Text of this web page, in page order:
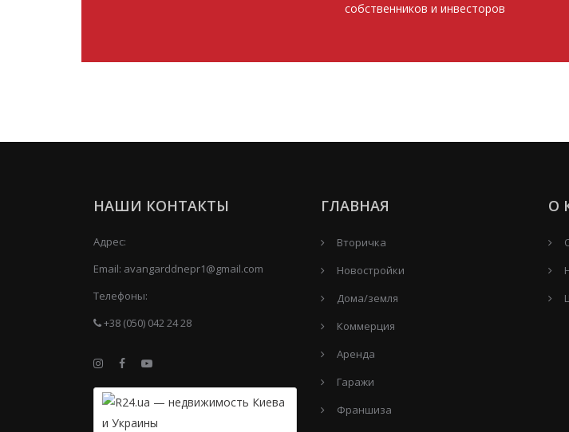
собственников и инвесторов
НАШИ КОНТАКТЫ
Адрес:
Email: avangarddnepr1@gmail.com
Телефоны:
+38 (050) 042 24 28
ГЛАВНАЯ
Вторичка
Новостройки
Дома/земля
Коммерция
Аренда
Гаражи
Франшиза
О